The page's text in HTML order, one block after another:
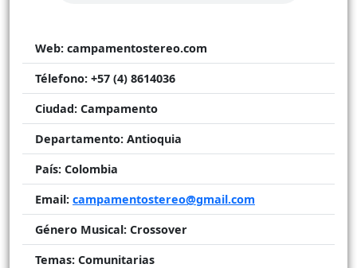
Web: campamentostereo.com
Télefono: +57 (4) 8614036
Ciudad: Campamento
Departamento: Antioquia
País: Colombia
Email: campamentostereo@gmail.com
Género Musical: Crossover
Temas: Comunitarias